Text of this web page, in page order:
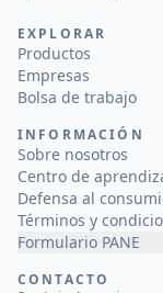
EXPLORAR
Productos
Empresas
Bolsa de trabajo
INFORMACIÓN
Sobre nosotros
Centro de
Defensa al
Términos y
Formulario PANE
CONTACTO